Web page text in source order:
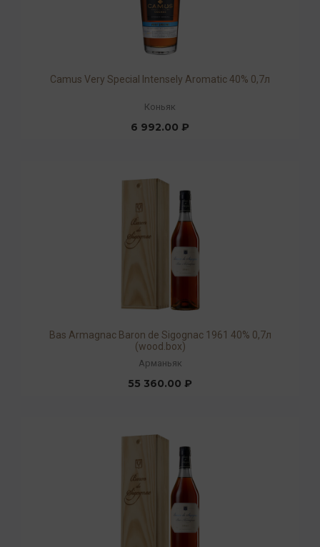
Camus Very Special Intensely Aromatic 40% 0,7л
Коньяк
6 992.00 ₽
Bas Armagnac Baron de Sigognac 1961 40% 0,7л
(wood.box)
Арманьяк
55 360.00 ₽